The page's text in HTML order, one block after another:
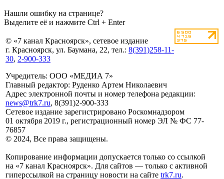
Нашли ошибку на странице?
Выделите её и нажмите Ctrl + Enter
© «7 канал Красноярск», сетевое издание
г. Красноярск, ул. Баумана, 22, тел.: 8(391)258-11-
30, 2-900-333
Учредитель: ООО «МЕДИА 7»
Главный редактор: Руденко Артем Николаевич
Адрес электронной почты и номер телефона редакции:
news@trk7.ru, 8(391)2-900-333
Сетевое издание зарегистрировано Роскомнадзором
01 октября 2019 г., регистрационный номер ЭЛ № ФС 77-
76857
© 2024, Все права защищены.
Копирование информации допускается только со ссылкой
на «7 канал Красноярск». Для сайтов — только с активной
гиперссылкой на страницу новости на сайте trk7.ru.